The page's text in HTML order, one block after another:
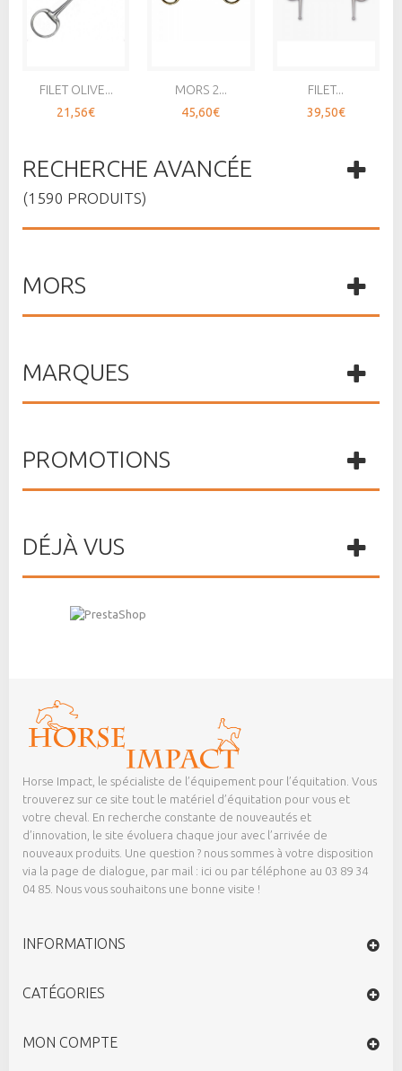
FILET OLIVE...
21,56€
MORS 2...
45,60€
FILET...
39,50€
RECHERCHE AVANCÉE
(1590 PRODUITS)
MORS
MARQUES
PROMOTIONS
DÉJÀ VUS
Horse Impact, le spécialiste de l’équipement pour l’équitation. Vous
trouverez sur ce site tout le matériel d’équitation pour vous et
votre cheval. En recherche constante de nouveautés et
d’innovation, le site évoluera chaque jour avec l’arrivée de
nouveaux produits. Une question ? nous sommes à votre disposition
via la page de dialogue, par mail : ici ou par téléphone au 03 89 34
04 85. Nous vous souhaitons une bonne visite !
INFORMATIONS
CATÉGORIES
MON COMPTE